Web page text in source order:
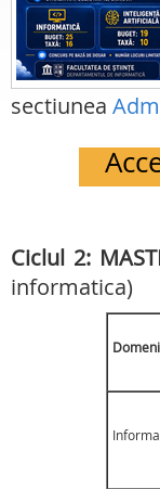
sectiunea
Ciclul 2:
informatica)